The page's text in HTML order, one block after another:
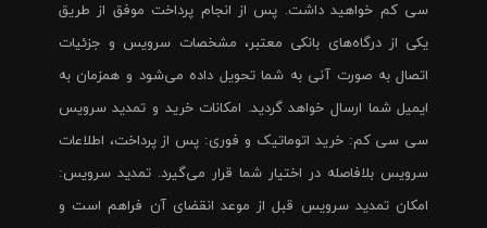
سی کم خواهید داشت. پس از انجام پرداخت موفق از طریق
یکی از درگاه‌های بانکی معتبر، مشخصات سرویس و جزئیات
اتصال به صورت آنی به شما تحویل داده می‌شود و همزمان به
ایمیل شما ارسال خواهد گردید. امکانات خرید و تمدید سرویس
سی سی کم: خرید اتوماتیک و فوری: پس از پرداخت، اطلاعات
سرویس بلافاصله در اختیار شما قرار می‌گیرد. تمدید سرویس:
امکان تمدید سرویس قبل از موعد انقضای آن فراهم است و